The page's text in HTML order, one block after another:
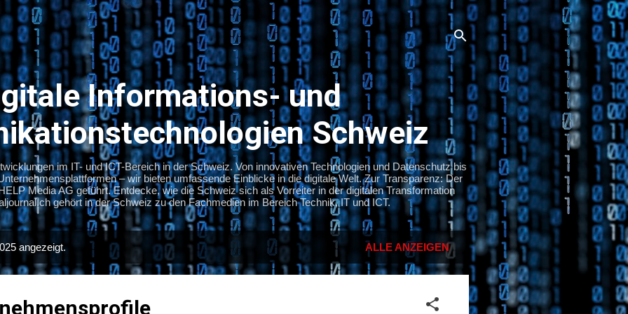
Direkt zum Hauptbereich
Informations- und
Schweiz
im IT- und ICT-Bereich in der Schweiz. Von innovativen Technologien und Datenschutz bis
– wir bieten umfassende Einblicke in die digitale Welt. Zur Transparenz: Der
Media AG geführt. Entdecke, wie die Schweiz sich als Vorreiter in der digitalen Transformation
gehört in der Schweiz zu den Fachmedien im Bereich Technik, IT und ICT.
angezeigt. ALLE ANZEIGEN